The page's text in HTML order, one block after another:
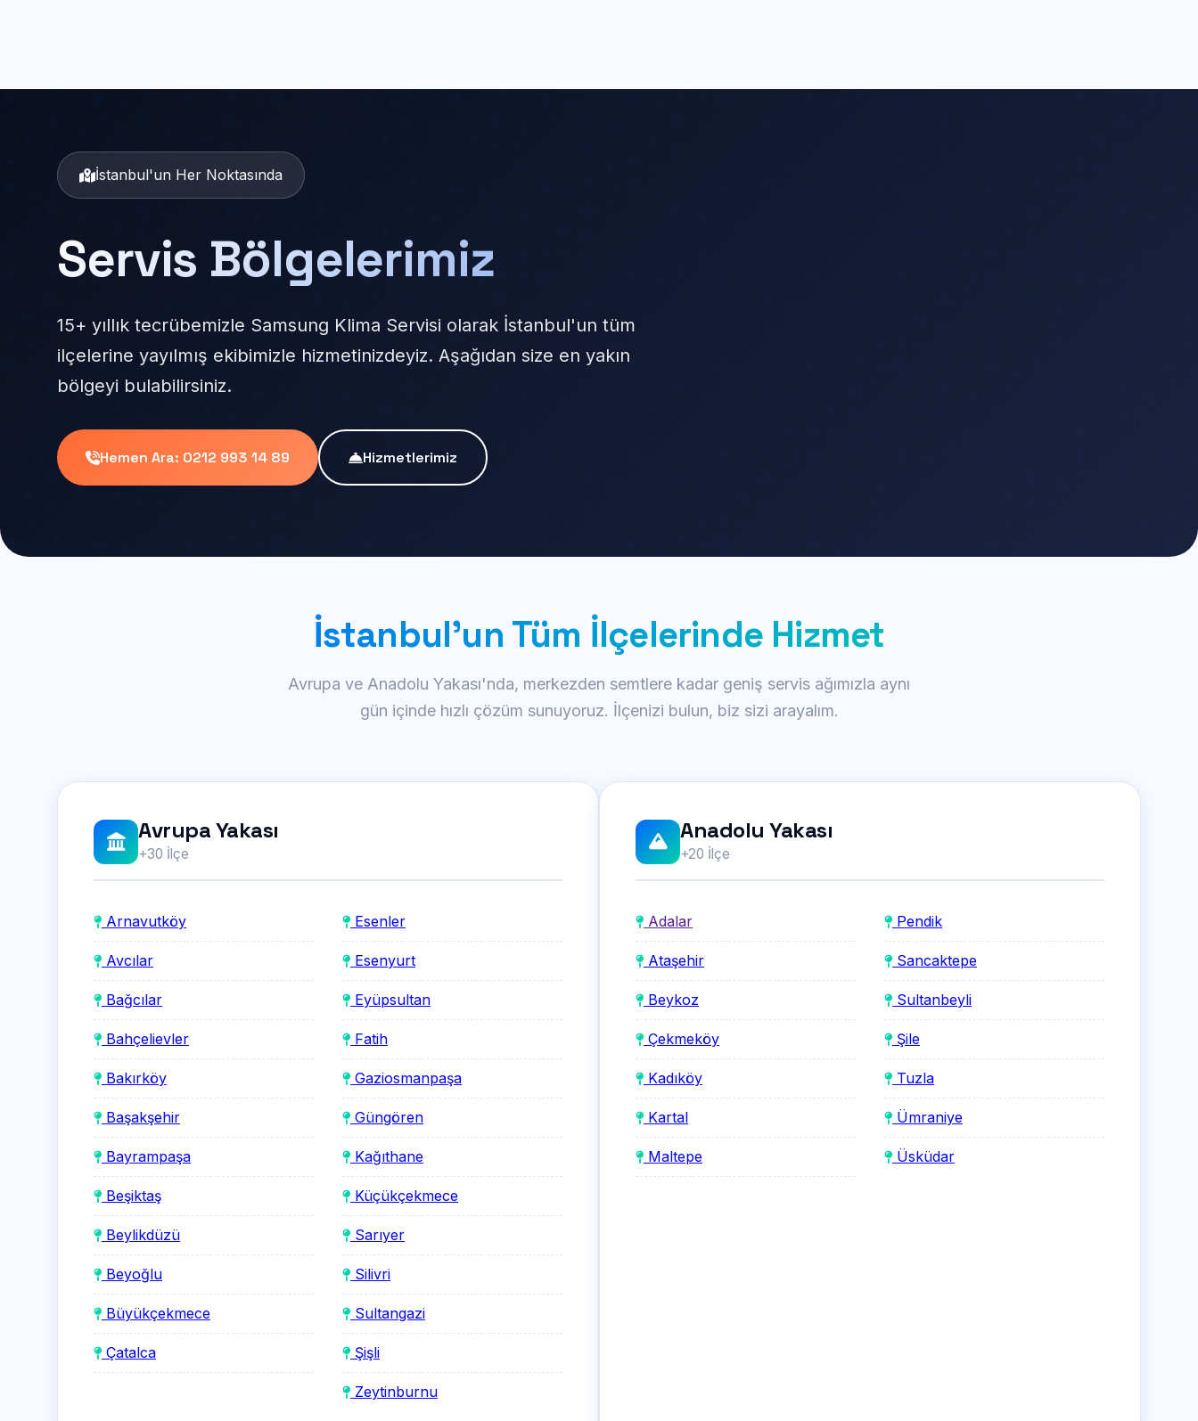
İstanbul'un Her Noktasında
Servis Bölgelerimiz
15+ yıllık tecrübemizle Samsung Klima Servisi olarak İstanbul'un tüm
ilçelerine yayılmış ekibimizle hizmetinizdeyiz. Aşağıdan size en yakın
bölgeyi bulabilirsiniz.
Hemen Ara: 0212 993 14 89 Hizmetlerimiz
İstanbul'un Tüm İlçelerinde Hizmet
Avrupa ve Anadolu Yakası'nda, merkezden semtlere kadar geniş servis ağımızla aynı
gün içinde hızlı çözüm sunuyoruz. İlçenizi bulun, biz sizi arayalım.
Avrupa Yakası
+30 İlçe
Arnavutköy
Avcılar
Bağcılar
Bahçelievler
Bakırköy
Başakşehir
Bayrampaşa
Beşiktaş
Beylikdüzü
Beyoğlu
Büyükçekmece
Çatalca
Esenler
Esenyurt
Eyüpsultan
Fatih
Gaziosmanpaşa
Güngören
Kağıthane
Küçükçekmece
Sarıyer
Silivri
Sultangazi
Şişli
Zeytinburnu
Anadolu Yakası
+20 İlçe
Adalar
Ataşehir
Beykoz
Çekmeköy
Kadıköy
Kartal
Maltepe
Pendik
Sancaktepe
Sultanbeyli
Şile
Tuzla
Ümraniye
Üsküdar